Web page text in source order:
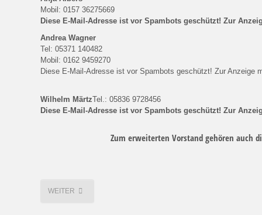
Mobil: 0157 36275669
Diese E-Mail-Adresse ist vor Spambots geschützt! Zur
Andrea Wagner
Tel: 05371 140482
Mobil: 0162 9459270
Diese E-Mail-Adresse ist vor Spambots geschützt! Zur Anzeige
Wilhelm MärtzTel.: 05836 9728456
Diese E-Mail-Adresse ist vor Spambots geschützt! Zur
Zum erweiterten Vorstand gehören auch
WEITER